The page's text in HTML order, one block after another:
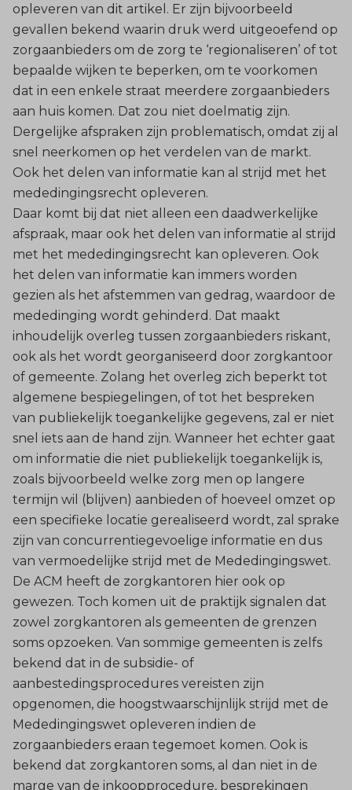
opleveren van dit artikel. Er zijn bijvoorbeeld
gevallen bekend waarin druk werd uitgeoefend op
zorgaanbieders om de zorg te ‘regionaliseren’ of tot
bepaalde wijken te beperken, om te voorkomen
dat in een enkele straat meerdere zorgaanbieders
aan huis komen. Dat zou niet doelmatig zijn.
Dergelijke afspraken zijn problematisch, omdat zij al
snel neerkomen op het verdelen van de markt.
Ook het delen van informatie kan al strijd met het
mededingingsrecht opleveren.
Daar komt bij dat niet alleen een daadwerkelijke
afspraak, maar ook het delen van informatie al strijd
met het mededingingsrecht kan opleveren. Ook
het delen van informatie kan immers worden
gezien als het afstemmen van gedrag, waardoor de
mededinging wordt gehinderd. Dat maakt
inhoudelijk overleg tussen zorgaanbieders riskant,
ook als het wordt georganiseerd door zorgkantoor
of gemeente. Zolang het overleg zich beperkt tot
algemene bespiegelingen, of tot het bespreken
van publiekelijk toegankelijke gegevens, zal er niet
snel iets aan de hand zijn. Wanneer het echter gaat
om informatie die niet publiekelijk toegankelijk is,
zoals bijvoorbeeld welke zorg men op langere
termijn wil (blijven) aanbieden of hoeveel omzet op
een specifieke locatie gerealiseerd wordt, zal sprake
zijn van concurrentiegevoelige informatie en dus
van vermoedelijke strijd met de Mededingingswet.
De ACM heeft de zorgkantoren hier ook op
gewezen. Toch komen uit de praktijk signalen dat
zowel zorgkantoren als gemeenten de grenzen
soms opzoeken. Van sommige gemeenten is zelfs
bekend dat in de subsidie- of
aanbestedingsprocedures vereisten zijn
opgenomen, die hoogstwaarschijnlijk strijd met de
Mededingingswet opleveren indien de
zorgaanbieders eraan tegemoet komen. Ook is
bekend dat zorgkantoren soms, al dan niet in de
marge van de inkoopprocedure, besprekingen